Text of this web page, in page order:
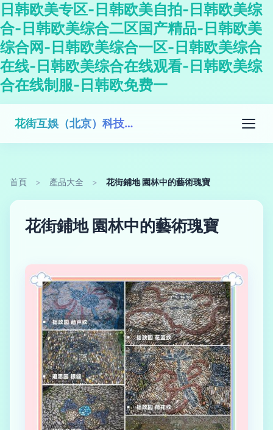
日韩欧美专区-日韩欧美自拍-日韩欧美综
合-日韩欧美综合二区国产精品-日韩欧美
综合网-日韩欧美综合一区-日韩欧美综合
在线-日韩欧美综合在线观看-日韩欧美综
合在线制服-日韩欧免费一
花街互娛（北京）科技有限公司
首頁 > 產品大全 > 花街鋪地 園林中的藝術瑰寶
花街鋪地 園林中的藝術瑰寶